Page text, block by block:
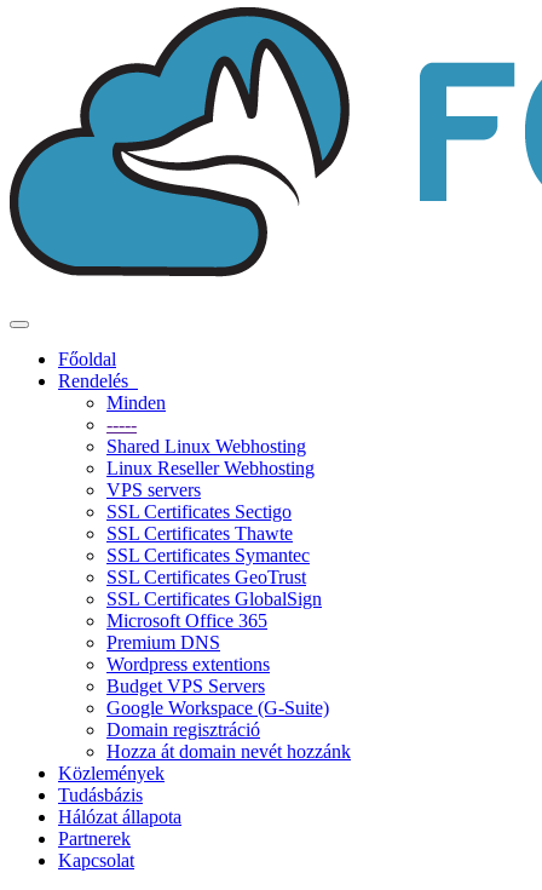
Váltás
navigációra
Főoldal
Rendelés
Minden
-----
Shared Linux Webhosting
Linux Reseller Webhosting
VPS servers
SSL Certificates Sectigo
SSL Certificates Thawte
SSL Certificates Symantec
SSL Certificates GeoTrust
SSL Certificates GlobalSign
Microsoft Office 365
Premium DNS
Wordpress extentions
Budget VPS Servers
Google Workspace (G-Suite)
Domain regisztráció
Hozza át domain nevét hozzánk
Közlemények
Tudásbázis
Hálózat állapota
Partnerek
Kapcsolat